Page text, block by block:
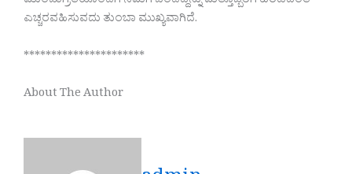
ಎಚ್ಚರವಹಿಸುವದು ತುಂಬಾ ಮುಖ್ಯವಾಗಿದೆ.
**********************
About The Author